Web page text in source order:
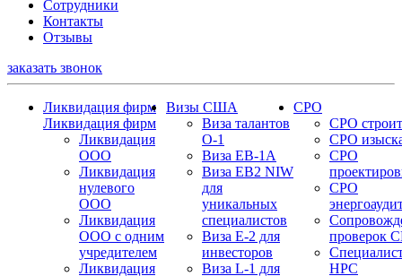
Сотрудники
Контакты
Отзывы
заказать звонок
Ликвидация фирм
Ликвидация фирм
Ликвидация
ООО
Ликвидация
нулевого
ООО
Ликвидация
ООО с одним
учредителем
Ликвидация
Визы США
Виза талантов
О-1
Виза EB-1A
Виза EB2 NIW
для
уникальных
специалистов
Виза E-2 для
инвесторов
Виза L-1 для
СРО
СРО
СРО
СРО
СРО
проверок
НРС